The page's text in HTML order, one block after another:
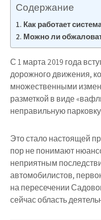
Содержание
Как работает
Можно ли
С 1 марта 2019 года
дорожного движения,
множественными
разметкой в виде
неправильную
Это стало настоящей
пор не понимают
неприятным
автомобилистов,
на пересечении
сейчас область